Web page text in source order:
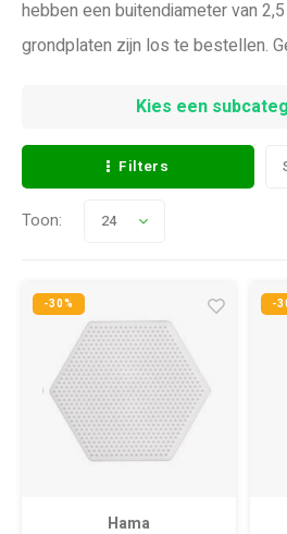
hebben een buitendiameter van
grondplaten zijn los te bestellen.
Kies een
Filters
Toon: 24
-30%
Hama
-